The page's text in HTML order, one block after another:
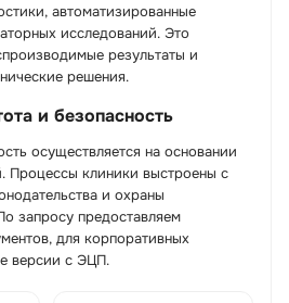
автоматизированные
исследований. Это
результаты и
решения.
и безопасность
осуществляется на основании
Процессы клиники выстроены с
и охраны
запросу предоставляем
для корпоративных
версии с ЭЦП.